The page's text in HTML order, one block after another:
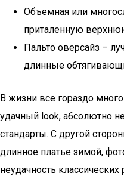
Объемная или
приталенную
Пальто оверсайз –
длинные
В жизни все гораздо
удачный look, абсолютно
стандарты. С другой
длинное платье зимой,
неудачность